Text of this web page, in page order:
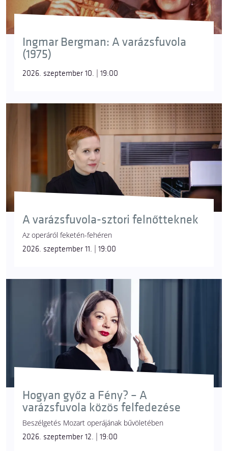
Ingmar Bergman: A varázsfuvola
(1975)
2026. szeptember 10. | 19:00
A varázsfuvola-sztori felnőtteknek
Az operáról feketén-fehéren
2026. szeptember 11. | 19:00
Hogyan győz a Fény? – A
varázsfuvola közös felfedezése
Beszélgetés Mozart operájának bűvöletében
2026. szeptember 12. | 19:00